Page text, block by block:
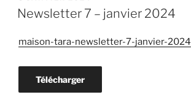
LE
Newsletter 7 – janvier 2024
maison-tara-newsletter-7-janvier-2024
Télécharger